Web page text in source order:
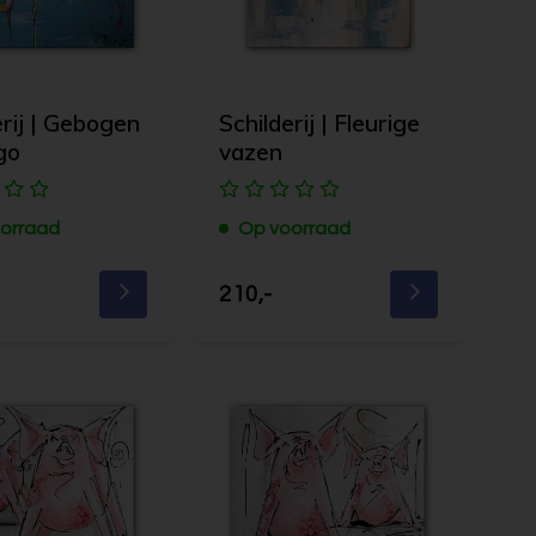
| Gebogen
Schilderij | Fleurige
vazen
Op voorraad
210,-